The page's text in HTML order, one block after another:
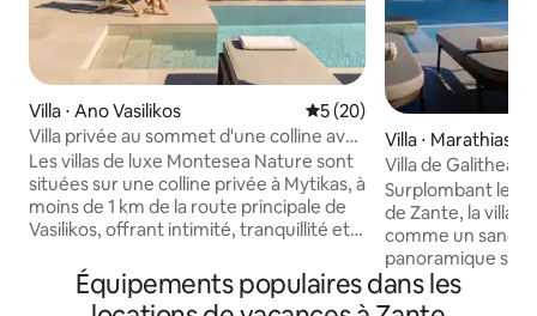
Villa ⋅ Ano Vasilikos Évaluation moyenne sur la
5 (20)
Villa privée au sommet d'une colline avec
piscine et vue sur la mer
Les villas de luxe Montesea Nature sont
situées sur une colline privée à Mytikas, à
moins de 1 km de la route principale de
Vasilikos, offrant intimité, tranquillité et
pour les voyageurs qui souhaitent se
détendre dans la nature tout en restant
Villa ⋅ Marathias
Villa de Galithea,
sur la mer à
Surplombant les
de Zante, la villa
comme un
panoramique sur
beauté du
Pouvant accueillir
Équipements populaires dans les